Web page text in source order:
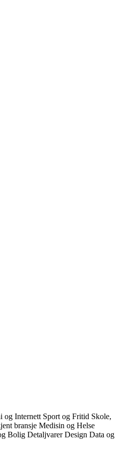
og Internett Sport og Fritid Skole,
bransje Medisin og Helse
Bolig DetaljvarerDesign Data og